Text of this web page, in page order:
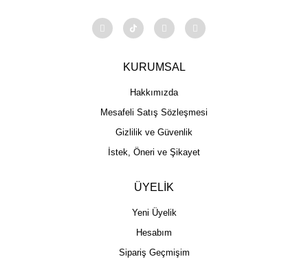
KURUMSAL
Hakkımızda
Mesafeli Satış Sözleşmesi
Gizlilik ve Güvenlik
İstek, Öneri ve Şikayet
ÜYELİK
Yeni Üyelik
Hesabım
Sipariş Geçmişim